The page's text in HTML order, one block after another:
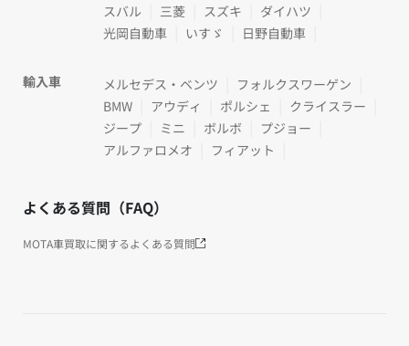
スバル
三菱 スズキ
ダイハツ
光岡自動車
いすゞ 日野自動車
輸入車 メルセデス・ベンツ
フォルクスワーゲン
BMW
アウディ ポルシェ
クライスラー
ジープ
ミニ ボルボ
プジョー
アルファロメオ
フィアット
よくある質問（FAQ）
MOTA車買取に関するよくある質問